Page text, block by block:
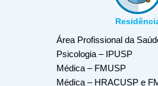
Área Profissional da
Psicologia – IPUSP
Médica – FMUSP
Médica – HRACUSP e